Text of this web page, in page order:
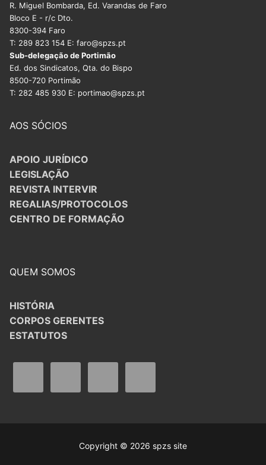
R. Miguel Bombarda, Ed. Varandas de Faro
Bloco E - r/c Dto.
8300-394 Faro
T: 289 823 154 E: faro@spzs.pt
Sub-delegação de Portimão
Ed. dos Sindicatos, Qta. do Bispo
8500-720 Portimão
T: 282 485 930 E: portimao@spzs.pt
AOS SÓCIOS
APOIO JURÍDICO
LEGISLAÇÃO
REVISTA INTERVIR
REGALIAS/PROTOCOLOS
CENTRO DE FORMAÇÃO
QUEM SOMOS
HISTÓRIA
CORPOS GERENTES
ESTATUTOS
Copyright © 2026 spzs site